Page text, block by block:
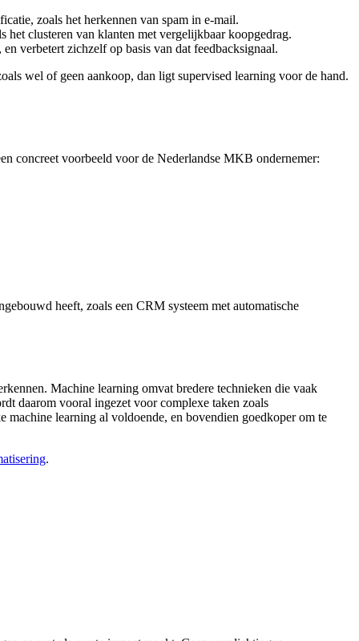
zoals het herkennen van spam in e-mail.
het clusteren van klanten met vergelijkbaar koopgedrag.
verbetert zichzelf op basis van dat feedbacksignaal.
wel of geen aankoop, dan ligt supervised learning voor de hand.
concreet voorbeeld voor de Nederlandse MKB ondernemer:
heeft, zoals een CRM systeem met automatische
Machine learning omvat bredere technieken die vaak
daarom vooral ingezet voor complexe taken zoals
learning al voldoende, en bovendien goedkoper om te
.